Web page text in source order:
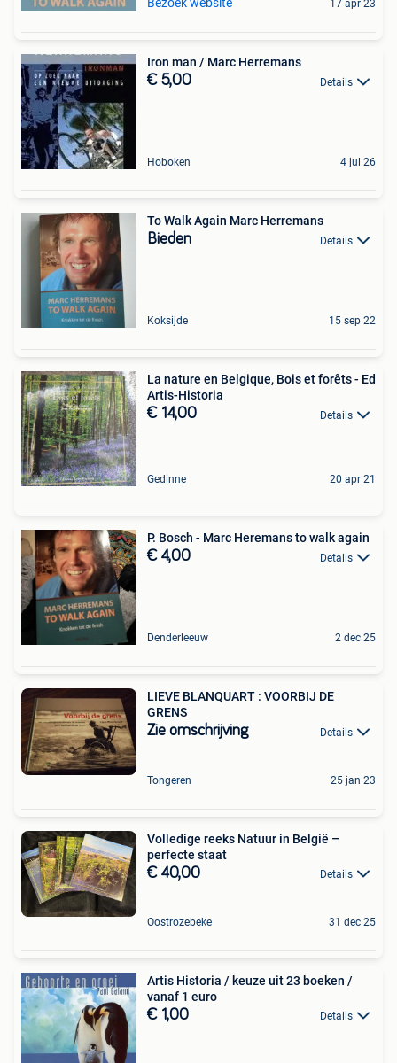
17 apr 23
Iron man / Marc Herremans
€ 5,00 Details
Hoboken 4 jul 26
To Walk Again Marc Herremans
Bieden Details
Koksijde 15 sep 22
La nature en Belgique, Bois et forêts - Ed
Artis-Historia
€ 14,00 Details
Gedinne 20 apr 21
P. Bosch - Marc Heremans to walk again
€ 4,00 Details
Denderleeuw 2 dec 25
LIEVE BLANQUART : VOORBIJ DE
GRENS
Zie omschrijving Details
Tongeren 25 jan 23
Volledige reeks Natuur in België –
perfecte staat
€ 40,00 Details
Oostrozebeke 31 dec 25
Artis Historia / keuze uit 23 boeken /
vanaf 1 euro
€ 1,00 Details